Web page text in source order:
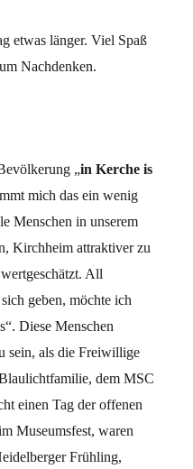
etwas länger. Viel Spaß
Nachdenken.
„in Kerche is
mich das ein wenig
Menschen in unserem
Kirchheim attraktiver zu
All
geben, möchte ich
Diese Menschen
sein, als die Freiwillige
dem MSC
einen Tag der offenen
Museumsfest, waren
Frühling,